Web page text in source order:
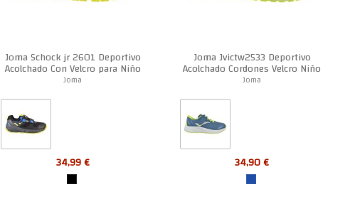
Joma Schock jr 2601 Deportivo
Acolchado Con Velcro para Niño
Joma
34,99 €
Joma Jvictw2533 Deportivo
Acolchado Cordones Velcro Niño
Joma
34,90 €